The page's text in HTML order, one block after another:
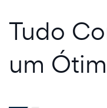
Tudo
um